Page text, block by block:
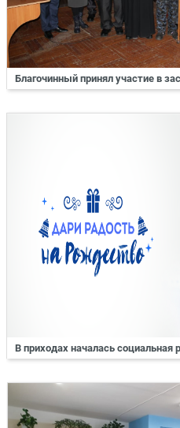
Благочинный принял участие в
В приходах началась социальная